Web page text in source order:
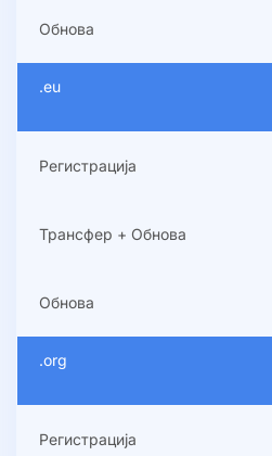
Обнова
.eu
Регистрација
Трансфер + Обнова
Обнова
.org
Регистрација